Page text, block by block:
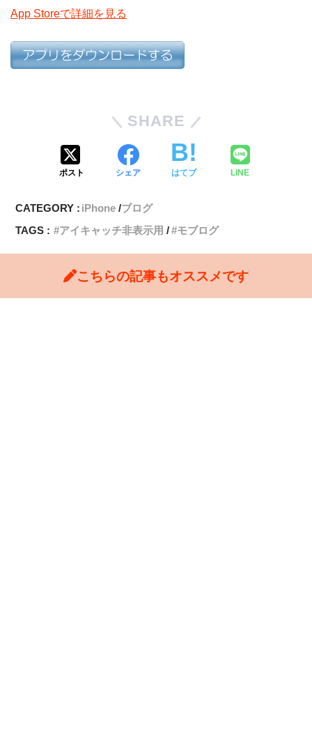
App Storeで詳細を見る
SHARE
ポスト シェア はてブ LINE
CATEGORY : iPhone ブログ
TAGS :
アイキャッチ非表示用 モブログ
こちらの記事もオススメです